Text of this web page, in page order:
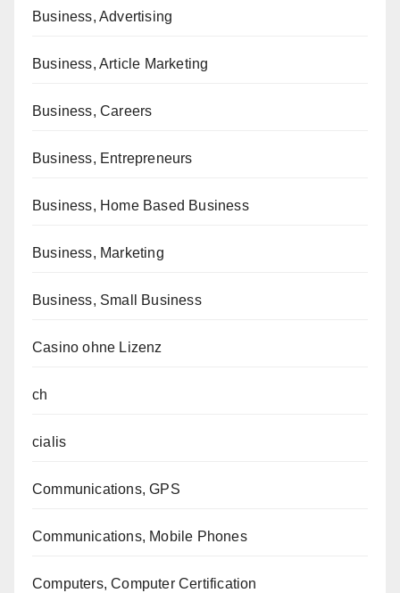
Business, Advertising
Business, Article Marketing
Business, Careers
Business, Entrepreneurs
Business, Home Based Business
Business, Marketing
Business, Small Business
Casino ohne Lizenz
ch
cialis
Communications, GPS
Communications, Mobile Phones
Computers, Computer Certification